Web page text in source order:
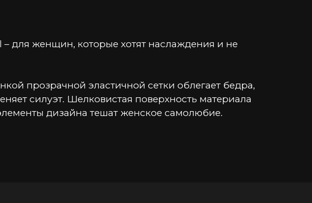
для женщин, которые хотят наслаждения и не
прозрачной эластичной сетки облегает бедра,
силуэт. Шелковистая поверхность материала
дизайна тешат женское самолюбие.
каждом шаге. Провокационная длина слегка
пажи для чулок дополняют чувственный образ.